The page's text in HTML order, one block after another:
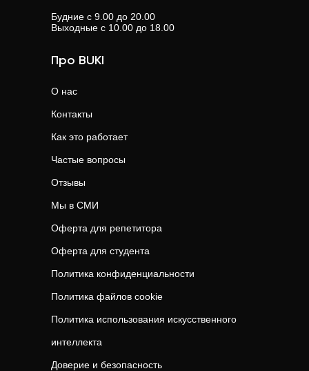
Будние с 9.00 до 20.00
Выходные с 10.00 до 18.00
Про BUKI
О нас
Контакты
Как это работает
Частые вопросы
Отзывы
Мы в СМИ
Оферта для репетитора
Оферта для студента
Политика конфиденциальности
Политика файлов cookie
Политика использования искусственного
интеллекта
Доверие и безопасность